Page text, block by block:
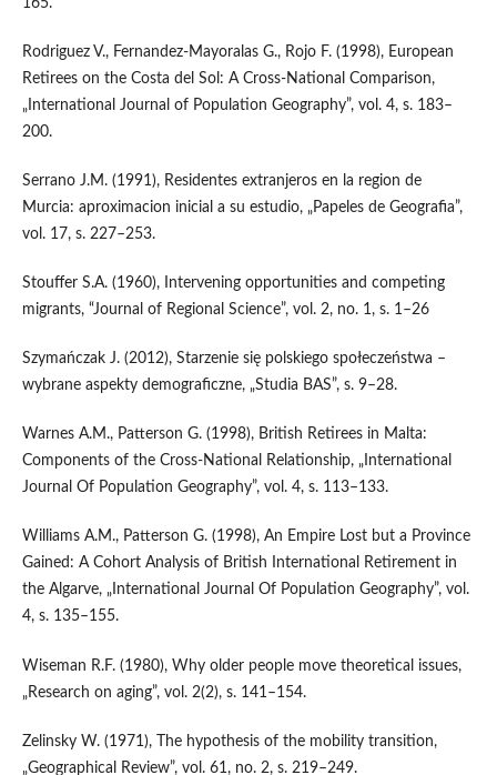
165.
Rodriguez V., Fernandez‑Mayoralas G., Rojo F. (1998), European
Retirees on the Costa del Sol: A Cross‑National Comparison,
„International Journal of Population Geography”, vol. 4, s. 183–
200.
Serrano J.M. (1991), Residentes extranjeros en la region de
Murcia: aproximacion inicial a su estudio, „Papeles de Geografia”,
vol. 17, s. 227–253.
Stouffer S.A. (1960), Intervening opportunities and competing
migrants, “Journal of Regional Science”, vol. 2, no. 1, s. 1–26
Szymańczak J. (2012), Starzenie się polskiego społeczeństwa –
wybrane aspekty demograficzne, „Studia BAS”, s. 9–28.
Warnes A.M., Patterson G. (1998), British Retirees in Malta:
Components of the Cross‑National Relationship, „International
Journal Of Population Geography”, vol. 4, s. 113–133.
Williams A.M., Patterson G. (1998), An Empire Lost but a Province
Gained: A Cohort Analysis of British International Retirement in
the Algarve, „International Journal Of Population Geo­graphy”, vol.
4, s. 135–155.
Wiseman R.F. (1980), Why older people move theoretical issues,
„Research on aging”, vol. 2(2), s. 141–154.
Zelinsky W. (1971), The hypothesis of the mobility transition,
„Geographical Review”, vol. 61, no. 2, s. 219–249.